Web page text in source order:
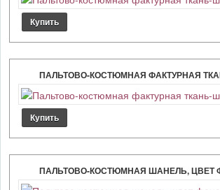
ПАЛЬТОВО-КОСТЮМНАЯ ФАКТУРНАЯ
ПАЛЬТОВО-КОСТЮМНАЯ ШАНЕЛЬ, ЦВЕТ